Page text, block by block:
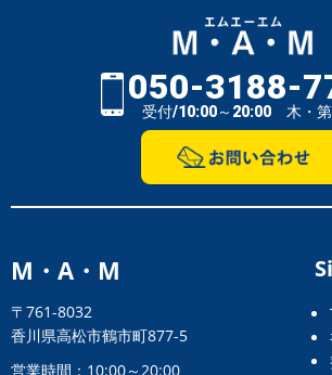
050-3188-
受付/10:00～20:00 木・
M・A・M
〒761-8032
香川県高松市鶴市町877-5
営業時間：10:00～20:00